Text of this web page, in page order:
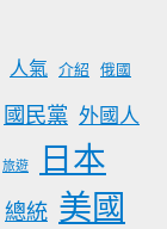
人氣 介紹 俄國
國民黨 外國人
旅遊 日本
總統 美國